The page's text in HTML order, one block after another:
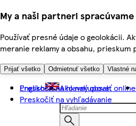
My a naši partneri
Používať presné údaje o geolokácii.
meranie reklamy a obsahu, prieskum
Prijať všetko Odmietnuť všetko Vlastné
Preskočiť na hlavný obsah
Preskočiť na vyhľadávanie
English Ako nakupovať online